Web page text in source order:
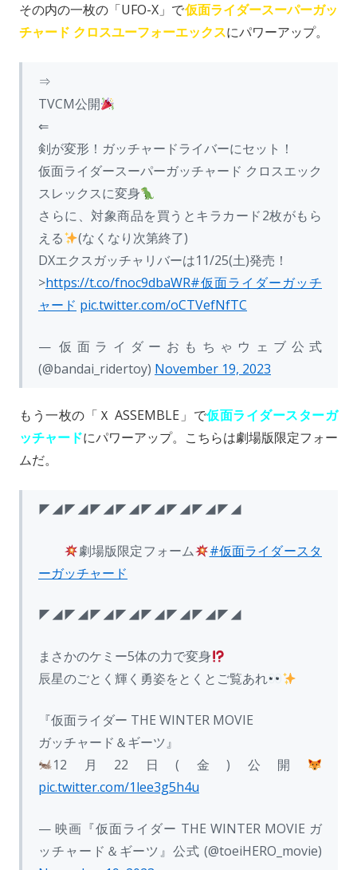
その内の一枚の「UFO-X」で仮面ライダースーパーガッ
チャード クロスユーフォーエックスにパワーアップ。
⇒
TVCM公開
⇐
剣が変形！ガッチャードライバーにセット！
仮面ライダースーパーガッチャード クロスエック
スレックスに変身
さらに、対象商品を買うとキラカード2枚がもら
える
(なくなり次第終了)
DXエクスガッチャリバーは11/25(土)発売！
>https://t.co/fnoc9dbaWR#仮面ライダーガッチ
ャード pic.twitter.com/oCTVefNfTC
— 仮面ライダーおもちゃウェブ公式
(@bandai_ridertoy) November 19, 2023
もう一枚の「Ｘ ASSEMBLE」で仮面ライダースターガ
ッチャードにパワーアップ。こちらは劇場版限定フォー
ムだ。
◤◢◤◢◤◢◤◢◤◢◤◢◤◢◤◢
劇場版限定フォーム
#仮面ライダースタ
ーガッチャード
◤◢◤◢◤◢◤◢◤◢◤◢◤◢◤◢
まさかのケミー5体の力で変身
辰星のごとく輝く勇姿をとくとご覧あれ
『仮面ライダー THE WINTER MOVIE
ガッチャード＆ギーツ』
12月22日(金)公開
pic.twitter.com/1lee3g5h4u
— 映画『仮面ライダー THE WINTER MOVIE ガ
ッチャード＆ギーツ』公式 (@toeiHERO_movie)